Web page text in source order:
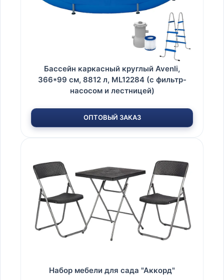
Бассейн каркасный круглый Avenli,
366*99 см, 8812 л, ML12284 (с фильтр-
насосом и лестницей)
ОПТОВЫЙ ЗАКАЗ
Набор мебели для сада "Аккорд"